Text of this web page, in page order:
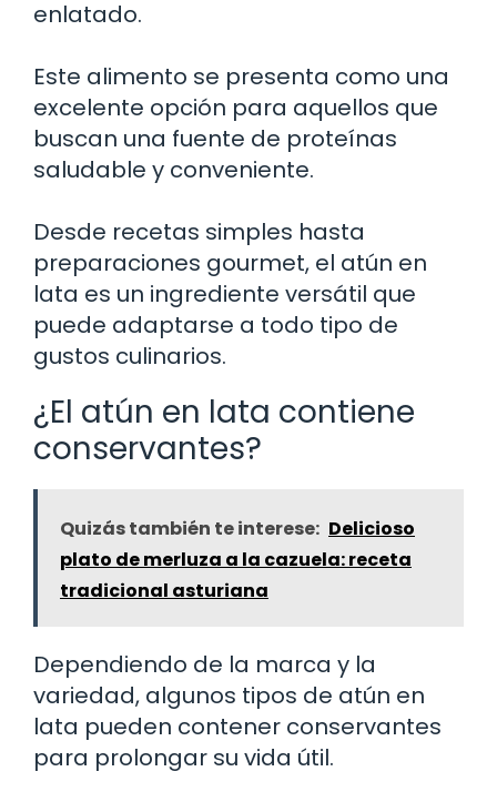
enlatado.
Este alimento se presenta como una
excelente opción para aquellos que
buscan una fuente de proteínas
saludable y conveniente.
Desde recetas simples hasta
preparaciones gourmet, el atún en
lata es un ingrediente versátil que
puede adaptarse a todo tipo de
gustos culinarios.
¿El atún en lata contiene
conservantes?
Quizás también te interese: Delicioso
plato de merluza a la cazuela: receta
tradicional asturiana
Dependiendo de la marca y la
variedad, algunos tipos de atún en
lata pueden contener conservantes
para prolongar su vida útil.